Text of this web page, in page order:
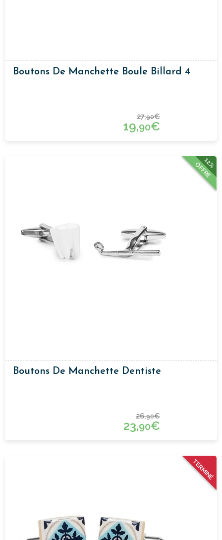
Boutons De Manchette Boule Billard 4
27,90€
19,90€
12%
OFFRE
Boutons De Manchette Dentiste
26,90€
23,90€
TERMINÉ